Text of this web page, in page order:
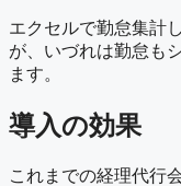
エクセルで勤怠集計
が、いづれは勤怠も
ます。
導入の効果
これまでの経理代行